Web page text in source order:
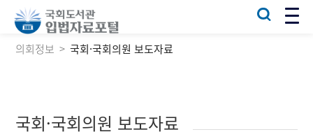
의회정보 국회·국회의원 보도자료
국회·국회의원 보도자료